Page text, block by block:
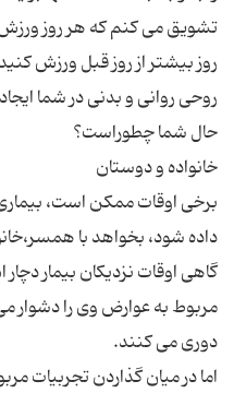
تشویق می كنم كه هر روز
روز بیشتر از روز قبل ورزش
روحی روانی و بدنی در شما
برخی اوقات ممکن است،
داده شود، بخواهد با
گاهی اوقات نزدیکان بیمار
مربوط به عوارض وی را دشوار
اما در میان گذاردن تجربیات